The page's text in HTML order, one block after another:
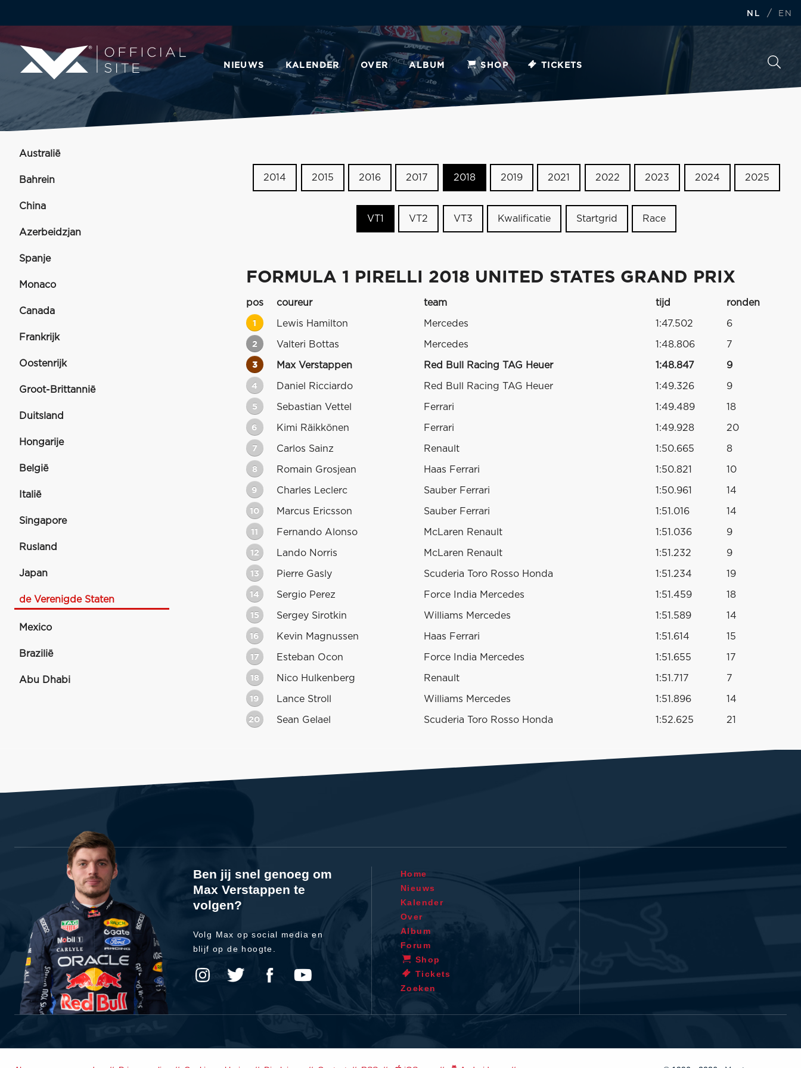
NL / EN
NIEUWS KALENDER OVER ALBUM SHOP TICKETS
Australië
Bahrein
China
Azerbeidzjan
Spanje
Monaco
Canada
Frankrijk
Oostenrijk
Groot-Brittannië
Duitsland
Hongarije
België
Italië
Singapore
Rusland
Japan
de Verenigde Staten
Mexico
Brazilië
Abu Dhabi
2014 2015 2016 2017 2018 2019 2021 2022 2023 2024 2025
VT1 VT2 VT3 Kwalificatie Startgrid Race
FORMULA 1 PIRELLI 2018 UNITED STATES GRAND PRIX
pos coureur team tijd ronden
1 Lewis Hamilton Mercedes 1:47.502 6
2 Valteri Bottas Mercedes 1:48.806 7
3 Max Verstappen Red Bull Racing TAG Heuer 1:48.847 9
4 Daniel Ricciardo Red Bull Racing TAG Heuer 1:49.326 9
5 Sebastian Vettel Ferrari 1:49.489 18
6 Kimi Räikkönen Ferrari 1:49.928 20
7 Carlos Sainz Renault 1:50.665 8
8 Romain Grosjean Haas Ferrari 1:50.821 10
9 Charles Leclerc Sauber Ferrari 1:50.961 14
10 Marcus Ericsson Sauber Ferrari 1:51.016 14
11 Fernando Alonso McLaren Renault 1:51.036 9
12 Lando Norris McLaren Renault 1:51.232 9
13 Pierre Gasly Scuderia Toro Rosso Honda 1:51.234 19
14 Sergio Perez Force India Mercedes 1:51.459 18
15 Sergey Sirotkin Williams Mercedes 1:51.589 14
16 Kevin Magnussen Haas Ferrari 1:51.614 15
17 Esteban Ocon Force India Mercedes 1:51.655 17
18 Nico Hulkenberg Renault 1:51.717 7
19 Lance Stroll Williams Mercedes 1:51.896 14
20 Sean Gelael Scuderia Toro Rosso Honda 1:52.625 21
Ben jij snel genoeg om
Max Verstappen te
volgen?
Volg Max op social media en
blijf op de hoogte.
Home
Nieuws
Kalender
Over
Album
Forum
Shop
Tickets
Zoeken